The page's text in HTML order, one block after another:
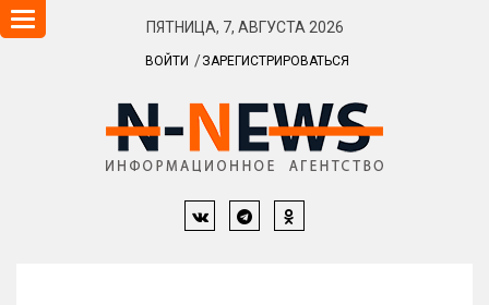
ПЯТНИЦА, 7, АВГУСТА 2026
ВОЙТИ ЗАРЕГИСТРИРОВАТЬСЯ
Навигация